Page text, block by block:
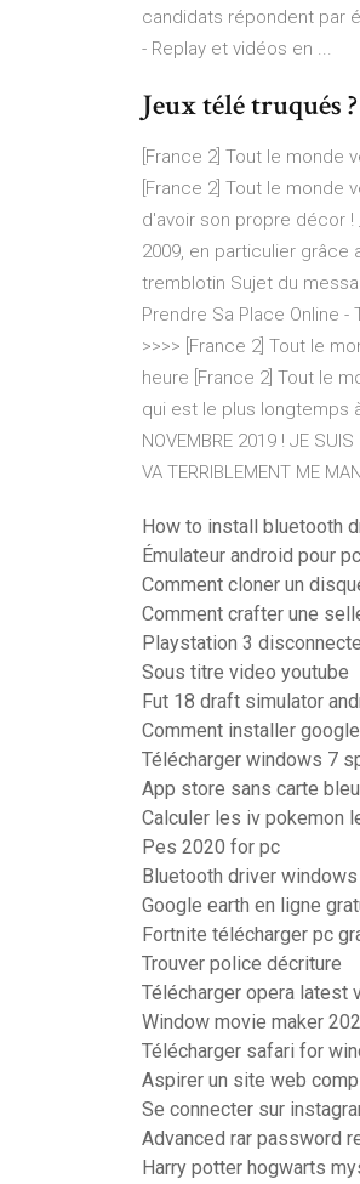
candidats répondent par
- Replay et vidéos en ...
Jeux télé truqués
[France 2] Tout le monde
[France 2] Tout le monde
d'avoir son propre décor !
2009, en particulier grâce
tremblotin Sujet du
Prendre Sa Place Online -
>>>> [France 2] Tout le
heure [France 2] Tout le
qui est le plus longtemps à
NOVEMBRE 2019 ! JE
VA TERRIBLEMENT ME
How to install bluetooth
Émulateur android pour
Comment cloner un
Comment crafter une
Playstation 3
Sous titre video youtube
Fut 18 draft simulator
Comment installer
Télécharger windows 7
App store sans carte
Calculer les iv pokemon
Pes 2020 for pc
Bluetooth driver
Google earth en ligne
Fortnite télécharger pc
Trouver police décriture
Télécharger opera latest
Window movie maker
Télécharger safari for
Aspirer un site web
Se connecter sur
Advanced rar password
Harry potter hogwarts